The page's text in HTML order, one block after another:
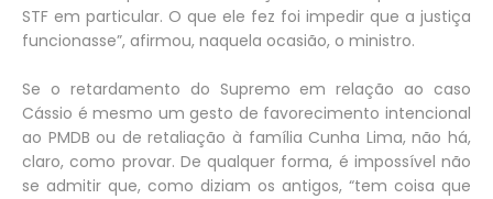
STF em particular. O que ele fez foi impedir que a justiça
funcionasse”, afirmou, naquela ocasião, o ministro.
Se o retardamento do Supremo em relação ao caso
Cássio é mesmo um gesto de favorecimento intencional
ao PMDB ou de retaliação à família Cunha Lima, não há,
claro, como provar. De qualquer forma, é impossível não
se admitir que, como diziam os antigos, “tem coisa que